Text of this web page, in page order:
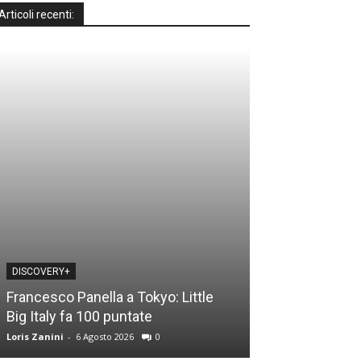
recenti:
DISCOVERY+
Francesco Panella a Tokyo: Little
Big Italy fa 100 puntate
Loris Zanini - 6 Agosto 2026 0